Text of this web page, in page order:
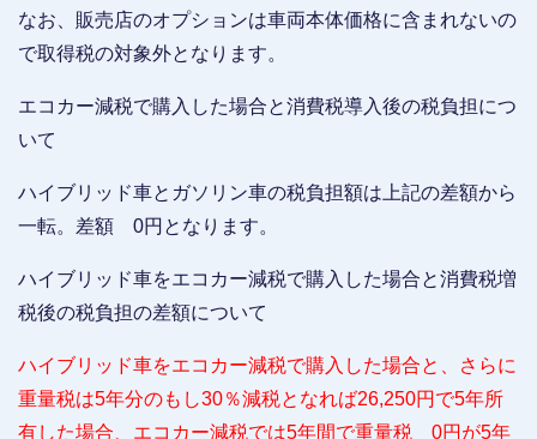
なお、販売店のオプションは車両本体価格に含まれないの
で取得税の対象外となります。
エコカー減税で購入した場合と消費税導入後の税負担につ
いて
ハイブリッド車とガソリン車の税負担額は上記の差額から
一転。差額 0円となります。
ハイブリッド車をエコカー減税で購入した場合と消費税増
税後の税負担の差額について
ハイブリッド車をエコカー減税で購入した場合と、さらに
重量税は5年分のもし30％減税となれば26,250円で5年所
有した場合、エコカー減税では5年間で重量税 0円が5年